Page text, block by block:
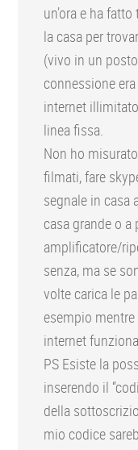
un’ora e ha
la casa per
(vivo in un
connessione
internet
linea fissa.
Non ho
filmati, fare
segnale in casa
casa grande o
amplificatore/
senza, ma se
volte carica le
esempio
internet
PS Esiste la
inserendo il
della
mio codice